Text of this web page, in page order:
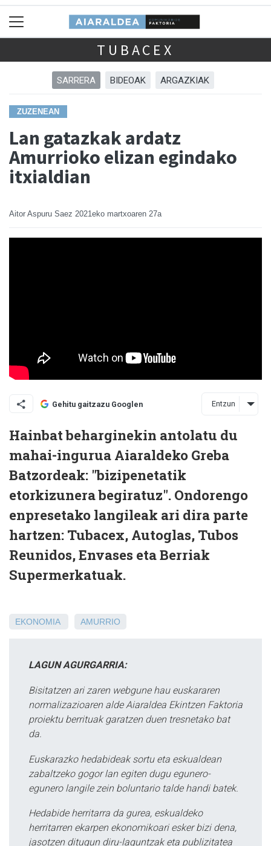
TUBACEX
SARRERA BIDEOAK ARGAZKIAK
ZUZENEAN
Lan gatazkak ardatz
Amurrioko elizan egindako
itxialdian
Aitor Aspuru Saez 2021eko martxoaren 27a
Gehitu gaitzazu Googlen Entzun
Hainbat beharginekin antolatu du
mahai-ingurua Aiaraldeko Greba
Batzordeak: "bizipenetatik
etorkizunera begiratuz". Ondorengo
enpresetako langileak ari dira parte
hartzen: Tubacex, Autoglas, Tubos
Reunidos, Envases eta Berriak
Supermerkatuak.
EKONOMIA AMURRIO
LAGUN AGURGARRIA:
Bisitatzen ari zaren webgune hau euskararen
normalizazioaren alde Aiaraldea Ekintzen Faktoria
proiektu berrituak garatzen duen tresnetako bat
da.
Euskarazko hedabideak sortu eta eskualdean
zabaltzeko gogor lan egiten dugu egunero-
egunero langile zein boluntario talde handi batek.
Hedabide herritarra da gurea, eskualdeko
herritarren ekarpen ekonomikoari esker bizi dena,
jasotzen ditugun diru-laguntzak eta publizitatea